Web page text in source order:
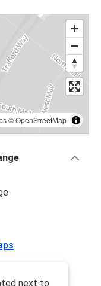
©OpenStreetMap
next to